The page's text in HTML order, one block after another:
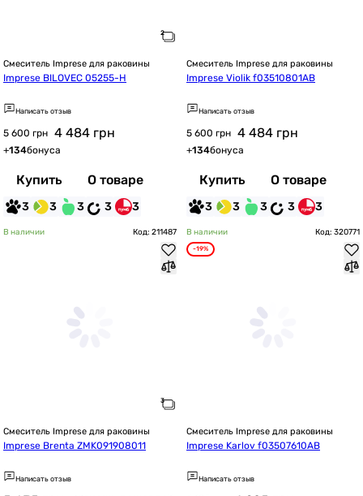
Смеситель Imprese для раковины
Imprese BILOVEC 05255-H
Написать отзыв
5 600 грн 4 484 грн
+134бонуса
Купить О товаре
3 3 3 3 3
Смеситель Imprese для раковины
Imprese Violik f03510801AB
Написать отзыв
5 600 грн 4 484 грн
+134бонуса
Купить О товаре
3 3 3 3 3
В наличии Код: 211487
Смеситель Imprese для раковины
Imprese Brenta ZMK091908011
Написать отзыв
В наличии Код: 320771
-19%
Смеситель Imprese для раковины
Imprese Karlov f03507610AB
Написать отзыв